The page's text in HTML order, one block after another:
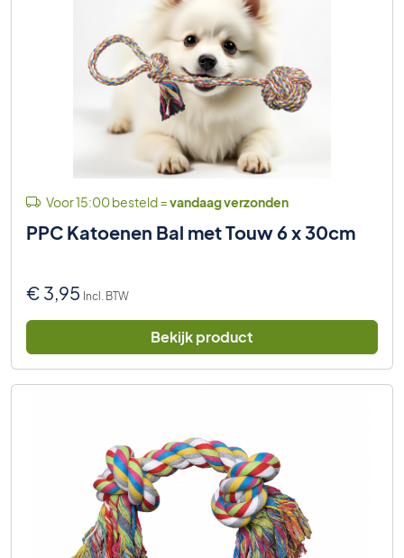
Voor 15:00 besteld =vandaag verzonden
PPC Katoenen Bal met Touw 6 x 30cm
€ 3,95 Incl. BTW
Bekijk product